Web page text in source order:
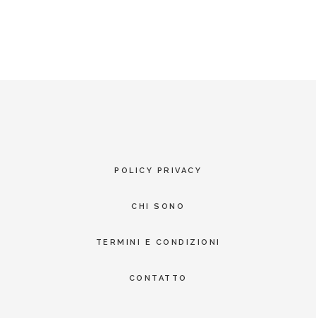
POLICY PRIVACY
CHI SONO
TERMINI E CONDIZIONI
CONTATTO